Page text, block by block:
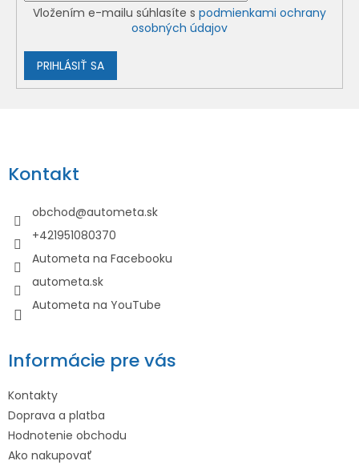
Vložením e-mailu súhlasíte s podmienkami ochrany
osobných údajov
PRIHLÁSIŤ SA
p
äKontakt
obchod@autometa.sk
+421951080370
Autometa na Facebooku
autometa.sk
Autometa na YouTube
Informácie pre vás
Kontakty
Doprava a platba
Hodnotenie obchodu
Ako nakupovať